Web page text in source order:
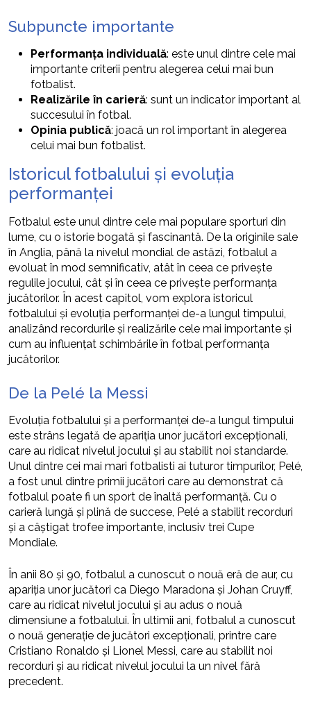
Subpuncte importante
Performanța individuală: este unul dintre cele mai
importante criterii pentru alegerea celui mai bun
fotbalist.
Realizările în carieră: sunt un indicator important al
succesului în fotbal.
Opinia publică: joacă un rol important în alegerea
celui mai bun fotbalist.
Istoricul fotbalului și evoluția
performanței
Fotbalul este unul dintre cele mai populare sporturi din
lume, cu o istorie bogată și fascinantă. De la originile sale
în Anglia, până la nivelul mondial de astăzi, fotbalul a
evoluat în mod semnificativ, atât în ceea ce privește
regulile jocului, cât și în ceea ce privește performanța
jucătorilor. În acest capitol, vom explora istoricul
fotbalului și evoluția performanței de-a lungul timpului,
analizând recordurile și realizările cele mai importante și
cum au influențat schimbările în fotbal performanța
jucătorilor.
De la Pelé la Messi
Evoluția fotbalului și a performanței de-a lungul timpului
este strâns legată de apariția unor jucători excepționali,
care au ridicat nivelul jocului și au stabilit noi standarde.
Unul dintre cei mai mari fotbalisti ai tuturor timpurilor, Pelé,
a fost unul dintre primii jucători care au demonstrat că
fotbalul poate fi un sport de înaltă performanță. Cu o
carieră lungă și plină de succese, Pelé a stabilit recorduri
și a câștigat trofee importante, inclusiv trei Cupe
Mondiale.
În anii 80 și 90, fotbalul a cunoscut o nouă eră de aur, cu
apariția unor jucători ca Diego Maradona și Johan Cruyff,
care au ridicat nivelul jocului și au adus o nouă
dimensiune a fotbalului. În ultimii ani, fotbalul a cunoscut
o nouă generație de jucători excepționali, printre care
Cristiano Ronaldo și Lionel Messi, care au stabilit noi
recorduri și au ridicat nivelul jocului la un nivel fără
precedent.